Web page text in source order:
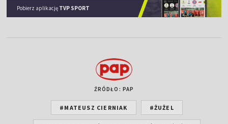
Pobierz aplikację TVP SPORT
ŹRÓDŁO: PAP
#MATEUSZ CIERNIAK #ŻUŻEL